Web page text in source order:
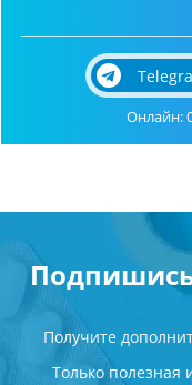
Онлайн:
Получите
Только